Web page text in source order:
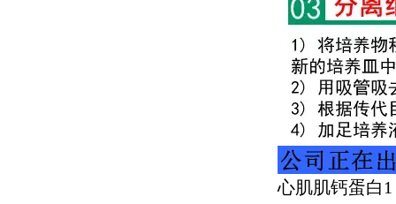
心肌肌钙蛋白1